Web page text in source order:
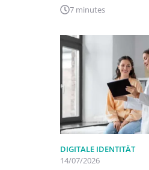
7 minutes
DIGITALE IDENTITÄT
14/07/2026